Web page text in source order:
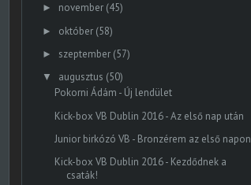
► november (45)
► október (58)
► szeptember (57)
▼ augusztus (50)
Pokorni Ádám - Új lendület
Kick-box VB Dublin 2016 - Az első nap után
Junior birkózó VB - Bronzérem az első napon
Kick-box VB Dublin 2016 - Kezdődnek a
csaták!